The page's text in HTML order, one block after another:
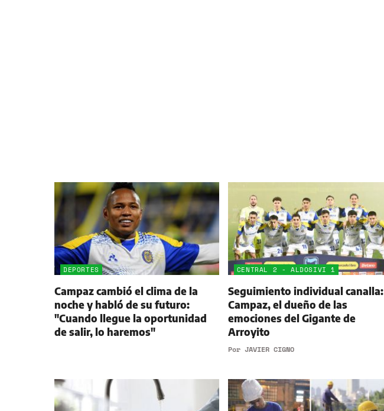
DEPORTES
Campaz cambió el clima de la
noche y habló de su futuro:
"Cuando llegue la oportunidad
de salir, lo haremos"
CENTRAL 2 - ALDOSIVI 1
Seguimiento individual canalla:
Campaz, el dueño de las
emociones del Gigante de
Arroyito
Por JAVIER CIGNO